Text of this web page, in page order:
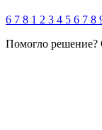
6 7 8 1 2 3 4 5 6 7 8
Помогло решение?